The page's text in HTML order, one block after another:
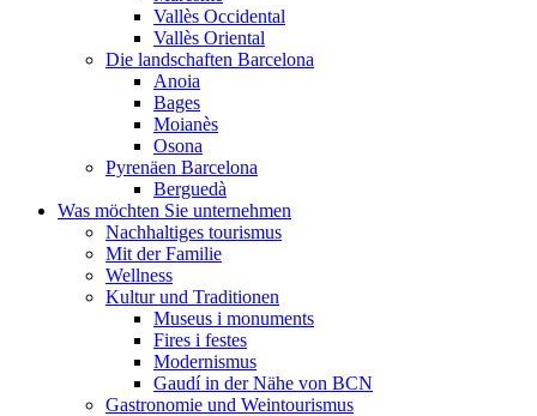
Vallès Occidental
Vallès Oriental
Die landschaften Barcelona
Anoia
Bages
Moianès
Osona
Pyrenäen Barcelona
Berguedà
Was möchten Sie unternehmen
Nachhaltiges tourismus
Mit der Familie
Wellness
Kultur und Traditionen
Museus i monuments
Fires i festes
Modernismus
Gaudí in der Nähe von BCN
Gastronomie und Weintourismus